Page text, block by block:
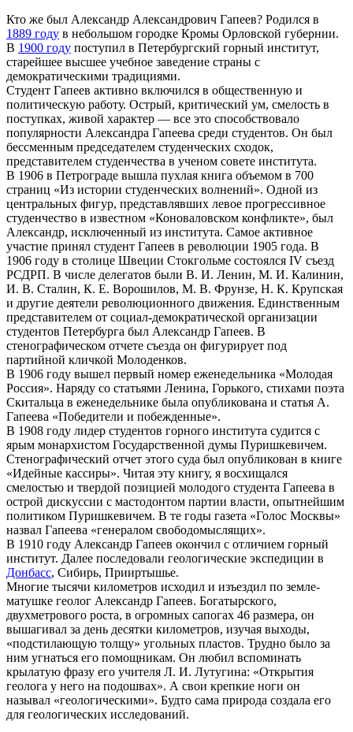
Кто же был Александр Александрович Гапеев? Родился в
1889 году в небольшом городке Кромы Орловской губернии.
В 1900 году поступил в Петербургский горный институт,
старейшее высшее учебное заведение страны с
демократическими традициями.
Студент Гапеев активно включился в общественную и
политическую работу. Острый, критический ум, смелость в
поступках, живой характер — все это способствовало
популярности Александра Гапеева среди студентов. Он был
бессменным председателем студенческих сходок,
представителем студенчества в ученом совете института.
В 1906 в Петрограде вышла пухлая книга объемом в 700
страниц «Из истории студенческих волнений». Одной из
центральных фигур, представлявших левое прогрессивное
студенчество в известном «Коноваловском конфликте», был
Александр, исключенный из института. Самое активное
участие принял студент Гапеев в революции 1905 года. В
1906 году в столице Швеции Стокгольме состоялся IV съезд
РСДРП. В числе делегатов были В. И. Ленин, М. И. Калинин,
И. В. Сталин, К. Е. Ворошилов, М. В. Фрунзе, Н. К. Крупская
и другие деятели революционного движения. Единственным
представителем от социал-демократической организации
студентов Петербурга был Александр Гапеев. В
стенографическом отчете съезда он фигурирует под
партийной кличкой Молоденков.
В 1906 году вышел первый номер еженедельника «Молодая
Россия». Наряду со статьями Ленина, Горького, стихами поэта
Скитальца в еженедельнике была опубликована и статья А.
Гапеева «Победители и побежденные».
В 1908 году лидер студентов горного института судится с
ярым монархистом Государственной думы Пуришкевичем.
Стенографический отчет этого суда был опубликован в книге
«Идейные кассиры». Читая эту книгу, я восхищался
смелостью и твердой позицией молодого студента Гапеева в
острой дискуссии с мастодонтом партии власти, опытнейшим
политиком Пуришкевичем. В те годы газета «Голос Москвы»
назвал Гапеева «генералом свободомыслящих».
В 1910 году Александр Гапеев окончил с отличием горный
институт. Далее последовали геологические экспедиции в
Донбасс, Сибирь, Прииртышье.
Многие тысячи километров исходил и изъездил по земле-
матушке геолог Александр Гапеев. Богатырского,
двухметрового роста, в огромных сапогах 46 размера, он
вышагивал за день десятки километров, изучая выходы,
«подстилающую толщу» угольных пластов. Трудно было за
ним угнаться его помощникам. Он любил вспоминать
крылатую фразу его учителя Л. И. Лутугина: «Открытия
геолога у него на подошвах». А свои крепкие ноги он
называл «геологическими». Будто сама природа создала его
для геологических исследований.